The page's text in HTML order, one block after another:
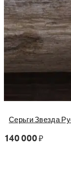
Серьги Звезда
140 000₽